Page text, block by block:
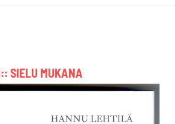
SIELU MUKANA